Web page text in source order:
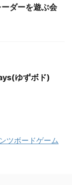
ダーを遊ぶ会
ゆずボド)
ツボードゲーム